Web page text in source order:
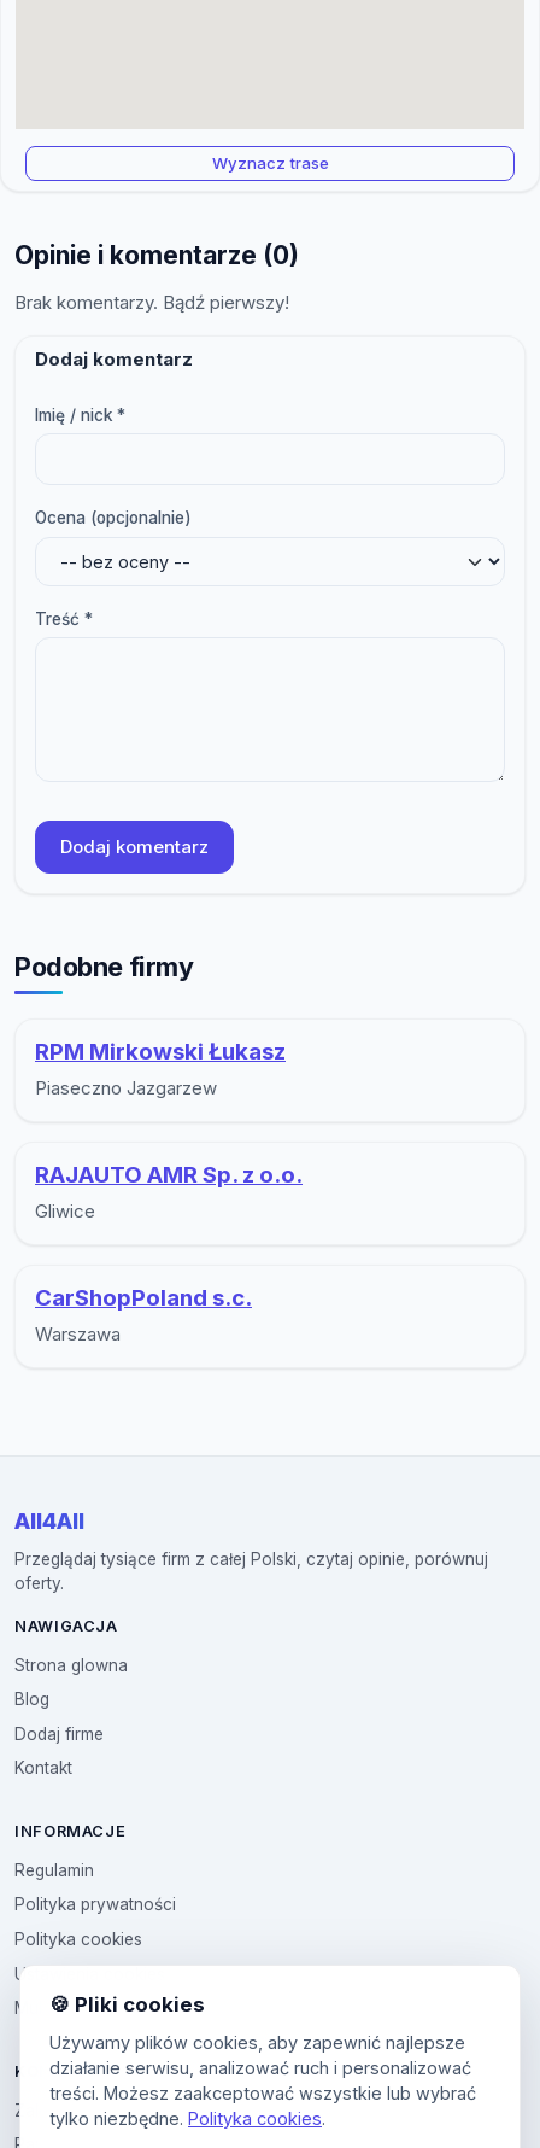
Wyznacz trase
Opinie i komentarze (0)
Brak komentarzy. Bądź pierwszy!
Dodaj komentarz
Imię / nick *
Ocena (opcjonalnie)
Treść *
Dodaj komentarz
Podobne firmy
RPM Mirkowski Łukasz
Piaseczno Jazgarzew
RAJAUTO AMR Sp. z o.o.
Gliwice
CarShopPoland s.c.
Warszawa
All4All
Przeglądaj tysiące firm z całej Polski, czytaj opinie, porównuj
oferty.
NAWIGACJA
Strona glowna
Blog
Dodaj firme
Kontakt
INFORMACJE
Regulamin
Polityka prywatności
Polityka cookies
Ustawienia cookies
Multikod
KONTO
Zaloguj sie
🍪 Pliki cookies
Używamy plików cookies, aby zapewnić najlepsze
działanie serwisu, analizować ruch i personalizować
treści. Możesz zaakceptować wszystkie lub wybrać
tylko niezbędne. Polityka cookies.